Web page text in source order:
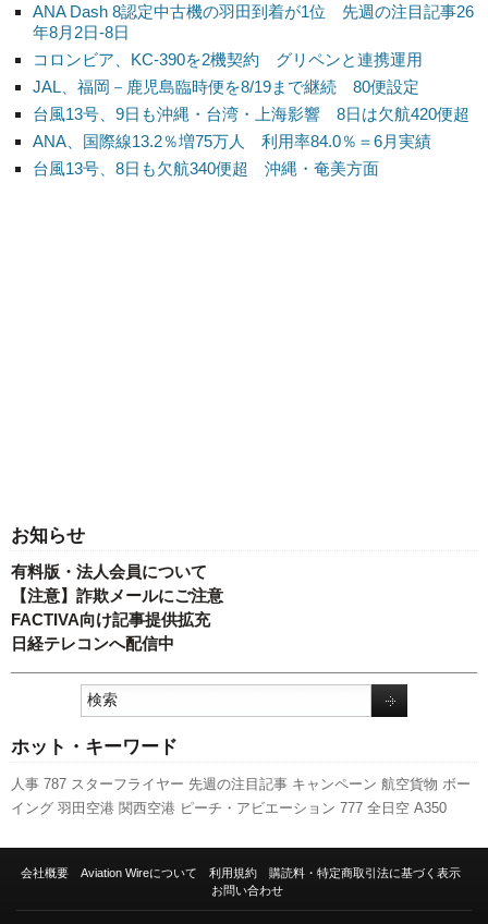
ANA Dash 8認定中古機の羽田到着が1位 先週の注目記事26
年8月2日-8日
コロンビア、KC-390を2機契約 グリペンと連携運用
JAL、福岡－鹿児島臨時便を8/19まで継続 80便設定
台風13号、9日も沖縄・台湾・上海影響 8日は欠航420便超
ANA、国際線13.2％増75万人 利用率84.0％＝6月実績
台風13号、8日も欠航340便超 沖縄・奄美方面
お知らせ
有料版・法人会員について
【注意】詐欺メールにご注意
FACTIVA向け記事提供拡充
日経テレコンへ配信中
ホット・キーワード
人事 787 スターフライヤー 先週の注目記事 キャンペーン 航空貨物 ボー
イング 羽田空港 関西空港 ピーチ・アビエーション 777 全日空 A350
ナウイルス 実績 成田空港 訪日客 LCC 日本航空 新路線 伊丹空港 ANAホ
会社概要 Aviation Wireについて 利用規約
購読料・特定商取引法に基づく表示
お問い合わせ